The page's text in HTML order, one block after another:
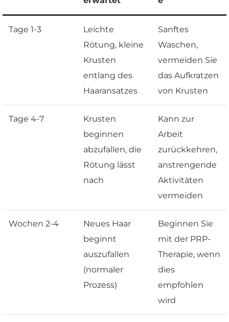
Tage 1-3
Leichte
Rötung, kleine
Krusten
entlang des
Haaransatzes
Sanftes
Waschen,
vermeiden Sie
das Aufkratzen
von Krusten
Tage 4-7
Krusten
beginnen
abzufallen, die
Rötung lässt
nach
Kann zur
Arbeit
zurückkehren,
anstrengende
Aktivitäten
vermeiden
Wochen 2-4
Neues Haar
beginnt
auszufallen
(normaler
Prozess)
Beginnen Sie
mit der PRP-
Therapie, wenn
dies
empfohlen
wird